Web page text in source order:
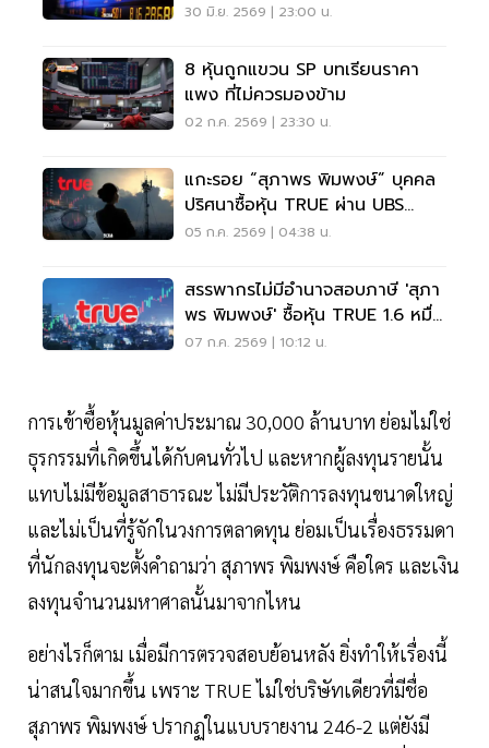
30 มิ.ย. 2569 | 23:00 น.
8 หุ้นถูกแขวน SP บทเรียนราคา
แพง ที่ไม่ควรมองข้าม
02 ก.ค. 2569 | 23:30 น.
แกะรอย “สุภาพร พิมพงษ์” บุคคล
ปริศนาซื้อหุ้น TRUE ผ่าน UBS
มูลค่า 1.6 หมื่นล้าน
05 ก.ค. 2569 | 04:38 น.
สรรพากรไม่มีอำนาจสอบภาษี 'สุภา
พร พิมพงษ์' ซื้อหุ้น TRUE 1.6 หมื่น
ล้าน
07 ก.ค. 2569 | 10:12 น.
การเข้าซื้อหุ้นมูลค่าประมาณ 30,000 ล้านบาท ย่อมไม่ใช่
ธุรกรรมที่เกิดขึ้นได้กับคนทั่วไป และหากผู้ลงทุนรายนั้น
แทบไม่มีข้อมูลสาธารณะ ไม่มีประวัติการลงทุนขนาดใหญ่
และไม่เป็นที่รู้จักในวงการตลาดทุน ย่อมเป็นเรื่องธรรมดา
ที่นักลงทุนจะตั้งคำถามว่า สุภาพร พิมพงษ์ คือใคร และเงิน
ลงทุนจำนวนมหาศาลนั้นมาจากไหน
อย่างไรก็ตาม เมื่อมีการตรวจสอบย้อนหลัง ยิ่งทำให้เรื่องนี้
น่าสนใจมากขึ้น เพราะ TRUE ไม่ใช่บริษัทเดียวที่มีชื่อ
สุภาพร พิมพงษ์ ปรากฏในแบบรายงาน 246-2 แต่ยังมี